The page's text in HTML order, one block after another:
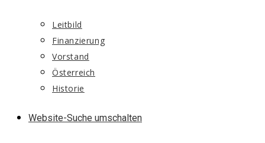
Leitbild
Finanzierung
Vorstand
Österreich
Historie
Website-Suche umschalten